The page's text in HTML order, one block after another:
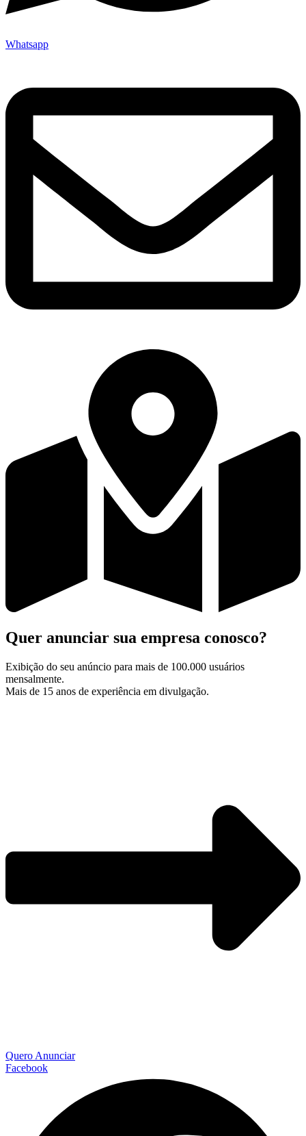
Whatsapp
Quer anunciar sua empresa conosco?
Exibição do seu anúncio para mais de 100.000 usuários
mensalmente.
Mais de 15 anos de experiência em divulgação.
Quero Anunciar
Facebook